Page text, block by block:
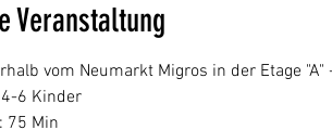
Veranstaltung
vom Neumarkt Migros in der Etage
6 Kinder
75 Min